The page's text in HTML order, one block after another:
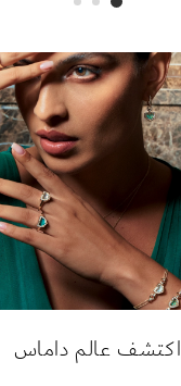
اكتشف عالم داماس